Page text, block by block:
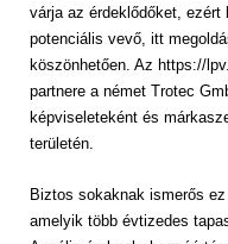
várja az érdeklődőket, ezért
potenciális vevő, itt
köszönhetően. Az https://
partnere a német Trotec
képviseleteként és
területén.
Biztos sokaknak ismerős
amelyik több évtizedes